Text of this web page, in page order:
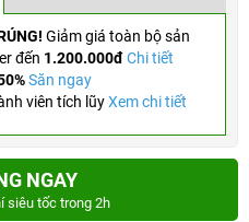
Giảm giá toàn bộ sản
đến 1.200.000đChi tiết
Săn ngay
viên tích lũyXem chi tiết
NGAY
siêu tốc trong 2h